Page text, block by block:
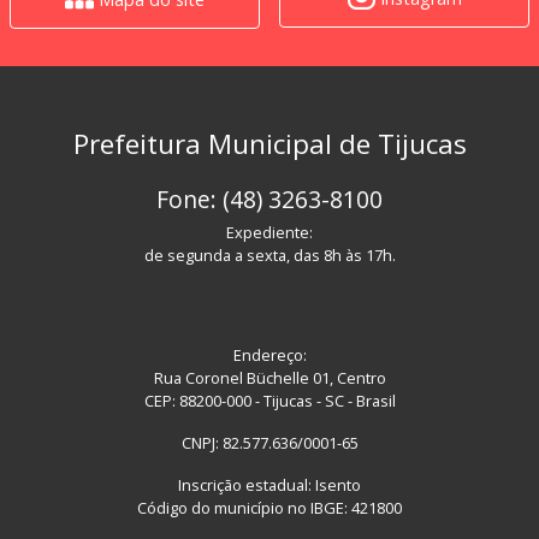
Prefeitura Municipal de Tijucas
Fone: (48) 3263-8100
Expediente:
de segunda a sexta, das 8h às 17h.
Endereço:
Rua Coronel Büchelle 01, Centro
CEP: 88200-000 - Tijucas - SC - Brasil
CNPJ: 82.577.636/0001-65
Inscrição estadual: Isento
Código do município no IBGE: 421800